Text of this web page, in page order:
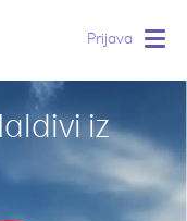
Prijava
iz